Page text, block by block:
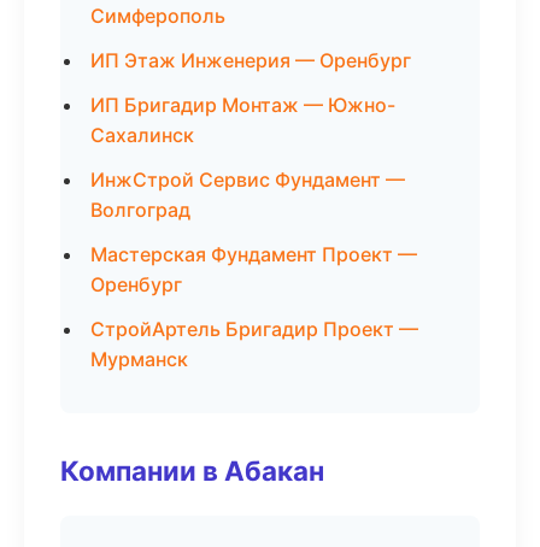
Симферополь
ИП Этаж Инженерия — Оренбург
ИП Бригадир Монтаж — Южно-
Сахалинск
ИнжСтрой Сервис Фундамент —
Волгоград
Мастерская Фундамент Проект —
Оренбург
СтройАртель Бригадир Проект —
Мурманск
Компании в Абакан